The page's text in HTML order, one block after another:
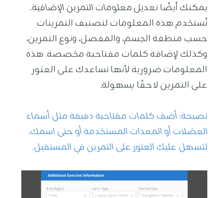
يمكنك أيضًا تعديلمعلومات التمرين الإضافية.
تُستخدم هذه المعلومات لتصنيف التمرينات
حسب منطقة الجسم، والمفصل، ونوع التمرين،
وكذلك لإضافة كلمات مفتاحية مخصصة. هذه
المعلومات ضرورية لأنها تساعدك على العثور
على التمرين لاحقًا بسهولة.
نصيحة: أضف كلمات مفتاحية دقيقة مثل أسماء
العضلات أو المعدات المستخدمة أو حتى اسمك،
لتسهل عليك العثور على التمرين في المستقبل.